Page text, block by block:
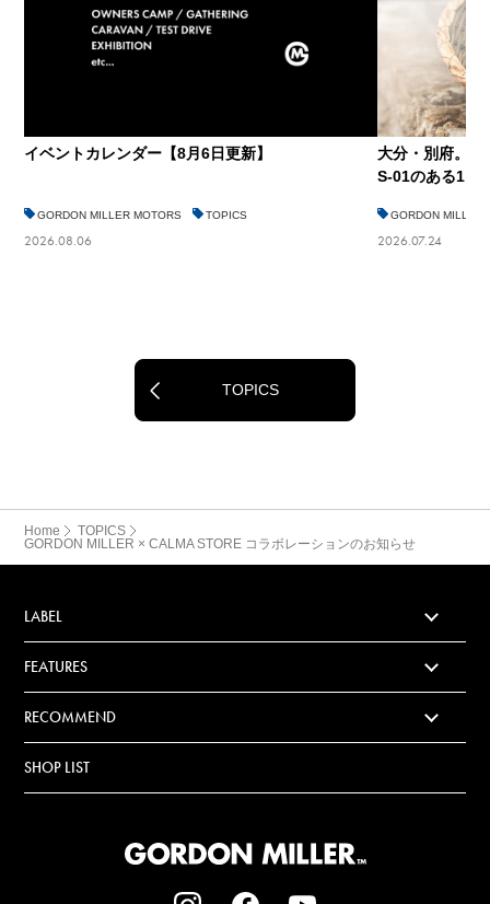
イベントカレンダー【8月6日更新】
GORDON MILLER MOTORS TOPICS
2026.08.06
大分・別府。仕
S-01のある1…
GORDON MILLER
2026.07.24
TOPICS
Home
TOPICS
GORDON MILLER × CALMA STORE コラボレーションのお知らせ
LABEL
FEATURES
RECOMMEND
SHOP LIST